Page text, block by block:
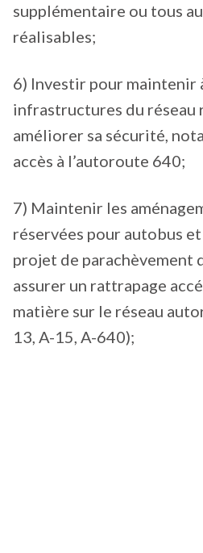
supplémentaire ou tous
réalisables;
6) Investir pour maintenir
infrastructures du réseau
améliorer sa sécurité,
accès à l’autoroute 640;
7) Maintenir les
réservées pour autobus
projet de parachèvement
assurer un rattrapage
matière sur le réseau
13, A-15, A-640);